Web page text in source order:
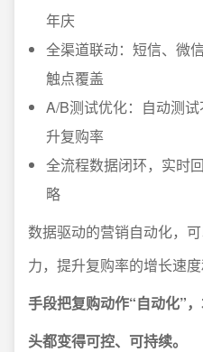
年庆
全渠道联动：短信、微
触点覆盖
A/B测试优化：自动测
升复购率
全流程数据闭环，实时
略
数据驱动的营销自动化，
力，提升复购率的增长速度
手段把复购动作“自动化”
头都变得可控、可持续。